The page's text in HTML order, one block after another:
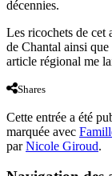
décennies.
Les ricochets de cet
de Chantal ainsi que
article régional me
Shares
Cette entrée a été
marquée avec
parNicole Giroud.